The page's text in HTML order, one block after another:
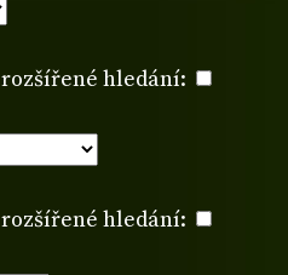
rozšířené hledání:
rozšířené hledání: